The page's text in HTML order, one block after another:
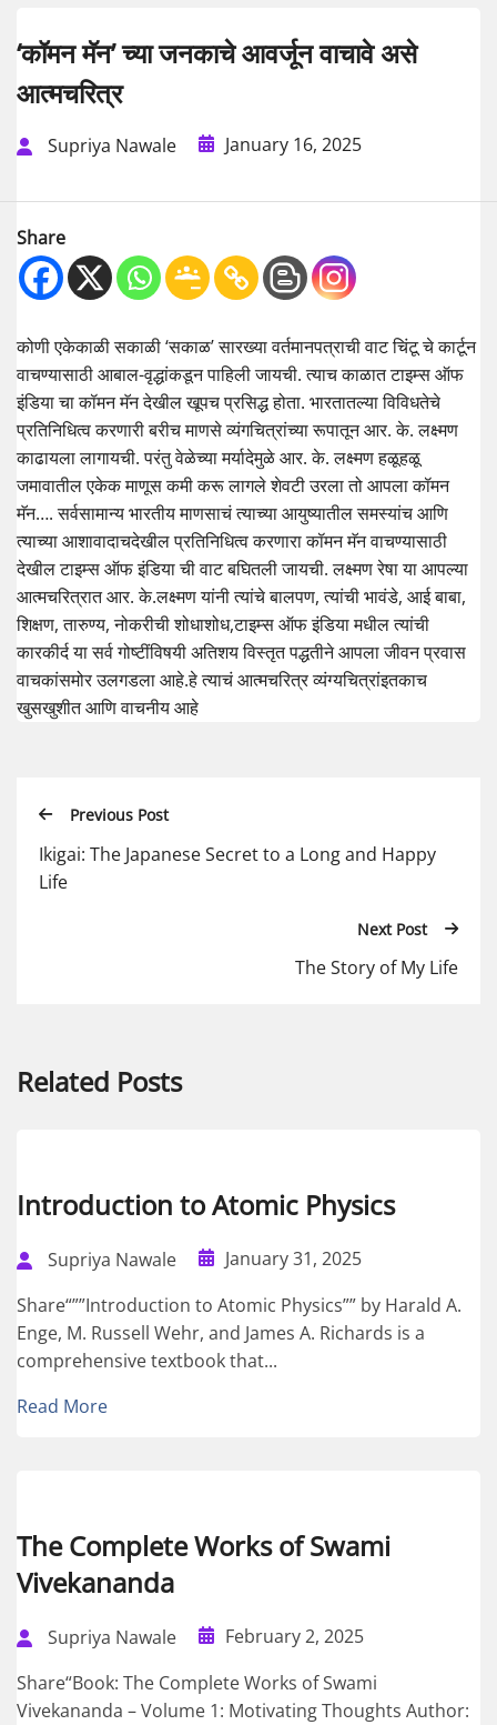
‘कॉमन मॅन’ च्या जनकाचे आवर्जून वाचावे असे
आत्मचरित्र
Supriya Nawale January 16, 2025
Share
कोणी एकेकाळी सकाळी ‘सकाळ’ सारख्या वर्तमानपत्राची वाट चिंटू चे कार्टून
वाचण्यासाठी आबाल-वृद्धांकडून पाहिली जायची. त्याच काळात टाइम्स ऑफ
इंडिया चा कॉमन मॅन देखील खूपच प्रसिद्ध होता. भारतातल्या विविधतेचे
प्रतिनिधित्व करणारी बरीच माणसे व्यंगचित्रांच्या रूपातून आर. के. लक्ष्मण
काढायला लागायची. परंतु वेळेच्या मर्यादेमुळे आर. के. लक्ष्मण हळूहळू
जमावातील एकेक माणूस कमी करू लागले शेवटी उरला तो आपला कॉमन
मॅन…. सर्वसामान्य भारतीय माणसाचं त्याच्या आयुष्यातील समस्यांच आणि
त्याच्या आशावादाचदेखील प्रतिनिधित्व करणारा कॉमन मॅन वाचण्यासाठी
देखील टाइम्स ऑफ इंडिया ची वाट बघितली जायची. लक्ष्मण रेषा या आपल्या
आत्मचरित्रात आर. के.लक्ष्मण यांनी त्यांचे बालपण, त्यांची भावंडे, आई बाबा,
शिक्षण, तारुण्य, नोकरीची शोधाशोध,टाइम्स ऑफ इंडिया मधील त्यांची
कारकीर्द या सर्व गोष्टींविषयी अतिशय विस्तृत पद्धतीने आपला जीवन प्रवास
वाचकांसमोर उलगडला आहे.हे त्याचं आत्मचरित्र व्यंग्यचित्रांइतकाच
खुसखुशीत आणि वाचनीय आहे
Previous Post
Ikigai: The Japanese Secret to a Long and Happy
Life
Next Post
The Story of My Life
Related Posts
Introduction to Atomic Physics
Supriya Nawale
January 31, 2025
Share“””Introduction to Atomic Physics”” by Harald A.
Enge, M. Russell Wehr, and James A. Richards is a
comprehensive textbook that...
Read More
The Complete Works of Swami
Vivekananda
Supriya Nawale
February 2, 2025
Share“Book: The Complete Works of Swami
Vivekananda – Volume 1: Motivating Thoughts Author: